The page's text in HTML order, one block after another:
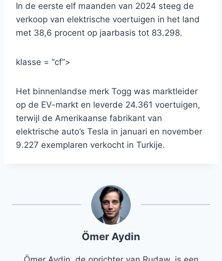
In de eerste elf maanden van 2024 steeg de
verkoop van elektrische voertuigen in het land
met 38,6 procent op jaarbasis tot 83.298.
klasse = “cf”>
Het binnenlandse merk Togg was marktleider
op de EV-markt en leverde 24.361 voertuigen,
terwijl de Amerikaanse fabrikant van
elektrische auto’s Tesla in januari en november
9.227 exemplaren verkocht in Turkije.
Ömer Aydin